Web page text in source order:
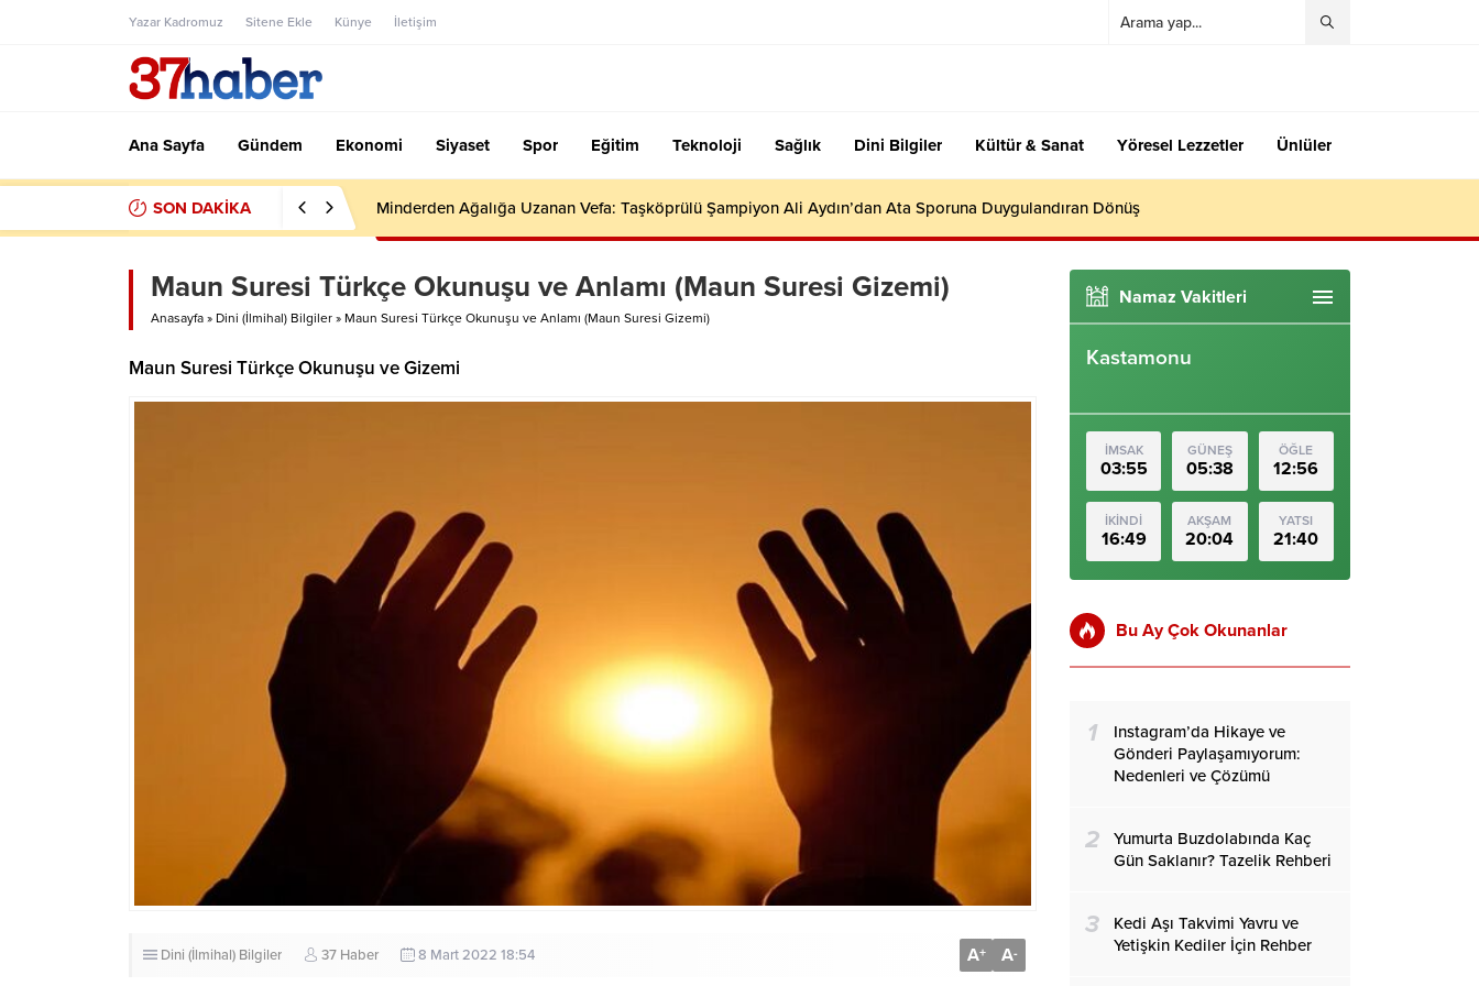
Yazar Kadromuz Sitene Ekle Künye İletişim
Ana Sayfa Gündem Ekonomi Siyaset Spor Eğitim Teknoloji Sağlık Dini Bilgiler Kültür & Sanat Yöresel Lezzetler Ünlüler
SON DAKİKA Minderden Ağalığa Uzanan Vefa: Taşköprülü Şampiyon Ali Aydın’dan Ata Sporuna Duygulandıran Dönüş
Maun Suresi Türkçe Okunuşu ve Anlamı (Maun Suresi Gizemi)
Anasayfa » Dini (İlmihal) Bilgiler » Maun Suresi Türkçe Okunuşu ve Anlamı (Maun Suresi Gizemi)
Maun Suresi Türkçe Okunuşu ve Gizemi
Dini (İlmihal) Bilgiler 37 Haber 8 Mart 2022 18:54 A+ A-
Namaz Vakitleri
Kastamonu
İMSAK
03:55
GÜNEŞ
05:38
ÖĞLE
12:56
İKİNDİ
16:49
AKŞAM
20:04
YATSI
21:40
Bu Ay Çok Okunanlar
1
Instagram’da Hikaye ve
Gönderi Paylaşamıyorum:
Nedenleri ve Çözümü
2
Yumurta Buzdolabında Kaç
Gün Saklanır? Tazelik Rehberi
3
Kedi Aşı Takvimi Yavru ve
Yetişkin Kediler İçin Rehber